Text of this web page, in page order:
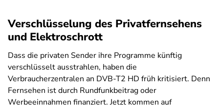
Verschlüsselung des Privatfernsehens
und Elektroschrott
Dass die privaten Sender ihre Programme künftig
verschlüsselt ausstrahlen, haben die
Verbraucherzentralen an DVB-T2 HD früh kritisiert. Denn
Fernsehen ist durch Rundfunkbeitrag oder
Werbeeinnahmen finanziert. Jetzt kommen auf